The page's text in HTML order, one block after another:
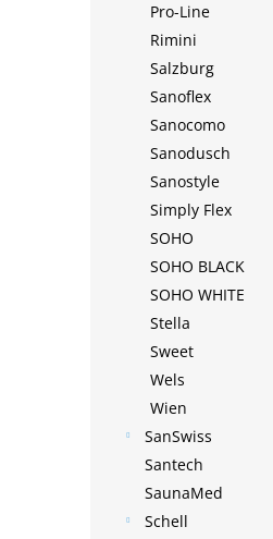
Pro-Line
Rimini
Salzburg
Sanoflex
Sanocomo
Sanodusch
Sanostyle
Simply Flex
SOHO
SOHO BLACK
SOHO WHITE
Stella
Sweet
Wels
Wien
SanSwiss
Santech
SaunaMed
Schell